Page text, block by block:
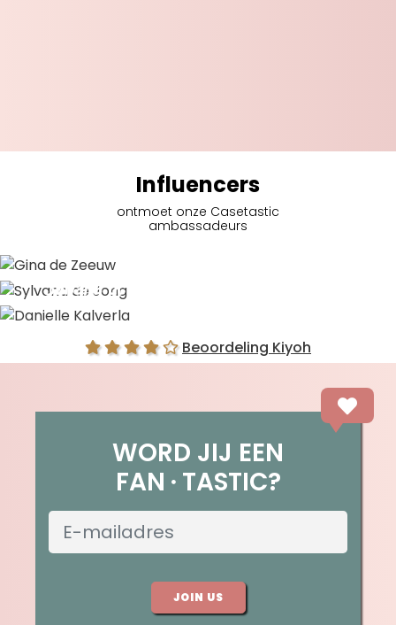
Influencers
ontmoet onze Casetastic
ambassadeurs
Sylvana de Jong
Beoordeling Kiyoh
WORD JIJ EEN
FAN TASTIC?
JOIN US